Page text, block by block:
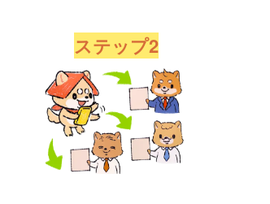
ステップ2